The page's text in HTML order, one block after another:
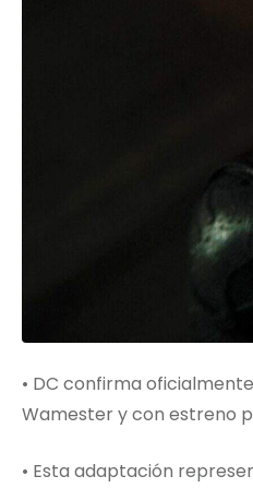
• DC confirma
Wamester y con estreno
• Esta adaptación